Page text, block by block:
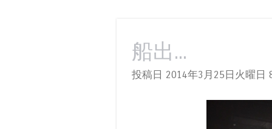
船出...
投稿日 2014年3月25日火曜日